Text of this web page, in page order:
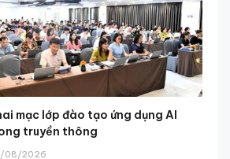
mạc lớp đào tạo ứng dụng AI
truyền thông
08/2026